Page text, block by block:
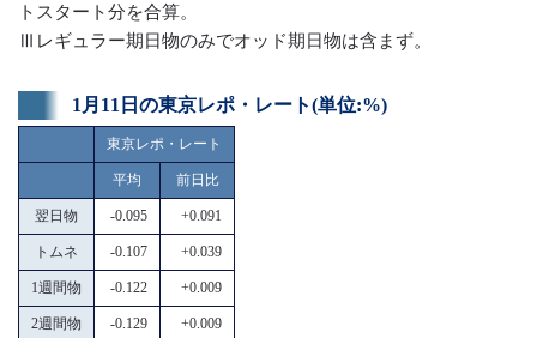
トスタート分を合算。
Ⅲレギュラー期日物のみでオッド期日物は含まず。
1月11日の東京レポ・レート(単位:%)
東京レポ・レート
平均 前日比
翌日物 -0.095 +0.091
トムネ -0.107 +0.039
1週間物 -0.122 +0.009
2週間物 -0.129 +0.009